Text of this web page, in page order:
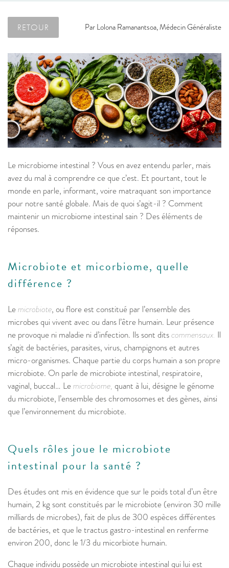
RETOUR ParLolona Ramanantsoa, Médecin Généraliste
Le microbiome intestinal ? Vous en avez entendu parler, mais
avez du mal à comprendre ce que c’est. Et pourtant, tout le
monde en parle, informant, voire matraquant son importance
pour notre santé globale. Mais de quoi s’agit-il ? Comment
maintenir un microbiome intestinal sain ? Des éléments de
réponses.
Microbiote et micorbiome, quelle
différence ?
Lemicrobiote, ou flore est constitué par l’ensemble des
microbes qui vivent avec ou dans l’être humain. Leur présence
ne provoque ni maladie ni d’infection. Ils sont ditscommensaux. Il
s’agit de bactéries, parasites, virus, champignons et autres
micro-organismes. Chaque partie du corps humain a son propre
microbiote. On parle de microbiote intestinal, respiratoire,
vaginal, buccal… Lemicrobiome, quant à lui, désigne le génome
du microbiote, l’ensemble des chromosomes et des gènes, ainsi
que l’environnement du microbiote.
Quels rôles joue le microbiote
intestinal pour la santé ?
Des études ont mis en évidence que sur le poids total d’un être
humain, 2 kg sont constitués par le microbiote (environ 30 mille
milliards de microbes), fait de plus de 300 espèces différentes
de bactéries, et que le tractus gastro-intestinal en renferme
environ 200, donc le 1/3 du micorbiote humain.
Chaque individu possède un microbiote intestinal qui lui est